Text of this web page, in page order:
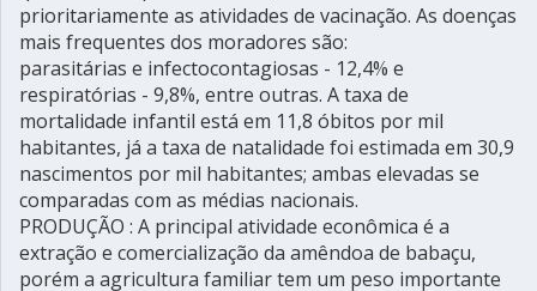
prioritariamente as atividades de vacinação. As doenças
mais frequentes dos moradores são:
parasitárias e infectocontagiosas - 12,4% e
respiratórias - 9,8%, entre outras. A taxa de
mortalidade infantil está em 11,8 óbitos por mil
habitantes, já a taxa de natalidade foi estimada em 30,9
nascimentos por mil habitantes; ambas elevadas se
comparadas com as médias nacionais.
PRODUÇÃO : A principal atividade econômica é a
extração e comercialização da amêndoa de babaçu,
porém a agricultura familiar tem um peso importante